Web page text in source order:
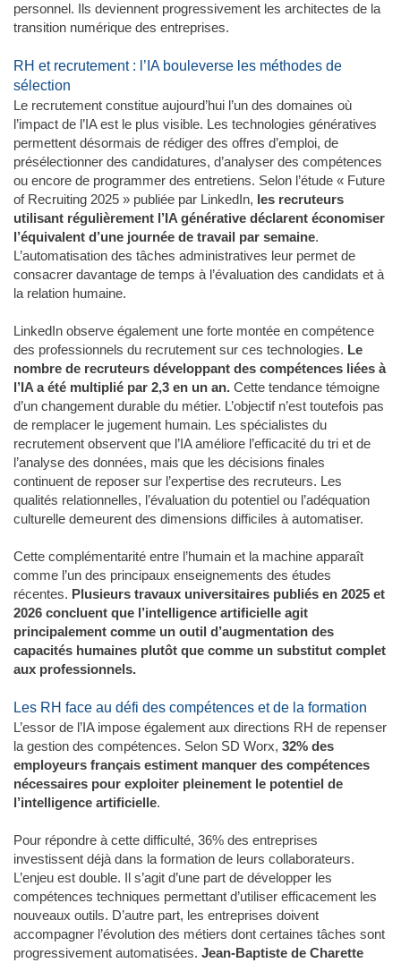
personnel. Ils deviennent progressivement les architectes de la
transition numérique des entreprises.
RH et recrutement : l’IA bouleverse les méthodes de
sélection
Le recrutement constitue aujourd’hui l’un des domaines où
l’impact de l’IA est le plus visible. Les technologies génératives
permettent désormais de rédiger des offres d’emploi, de
présélectionner des candidatures, d’analyser des compétences
ou encore de programmer des entretiens. Selon l’étude « Future
of Recruiting 2025 » publiée par LinkedIn, les recruteurs
utilisant régulièrement l’IA générative déclarent économiser
l’équivalent d’une journée de travail par semaine.
L’automatisation des tâches administratives leur permet de
consacrer davantage de temps à l’évaluation des candidats et à
la relation humaine.
LinkedIn observe également une forte montée en compétence
des professionnels du recrutement sur ces technologies. Le
nombre de recruteurs développant des compétences liées à
l’IA a été multiplié par 2,3 en un an. Cette tendance témoigne
d’un changement durable du métier. L’objectif n’est toutefois pas
de remplacer le jugement humain. Les spécialistes du
recrutement observent que l’IA améliore l’efficacité du tri et de
l’analyse des données, mais que les décisions finales
continuent de reposer sur l’expertise des recruteurs. Les
qualités relationnelles, l’évaluation du potentiel ou l’adéquation
culturelle demeurent des dimensions difficiles à automatiser.
Cette complémentarité entre l’humain et la machine apparaît
comme l’un des principaux enseignements des études
récentes. Plusieurs travaux universitaires publiés en 2025 et
2026 concluent que l’intelligence artificielle agit
principalement comme un outil d’augmentation des
capacités humaines plutôt que comme un substitut complet
aux professionnels.
Les RH face au défi des compétences et de la formation
L’essor de l’IA impose également aux directions RH de repenser
la gestion des compétences. Selon SD Worx, 32% des
employeurs français estiment manquer des compétences
nécessaires pour exploiter pleinement le potentiel de
l’intelligence artificielle.
Pour répondre à cette difficulté, 36% des entreprises
investissent déjà dans la formation de leurs collaborateurs.
L’enjeu est double. Il s’agit d’une part de développer les
compétences techniques permettant d’utiliser efficacement les
nouveaux outils. D’autre part, les entreprises doivent
accompagner l’évolution des métiers dont certaines tâches sont
progressivement automatisées. Jean-Baptiste de Charette